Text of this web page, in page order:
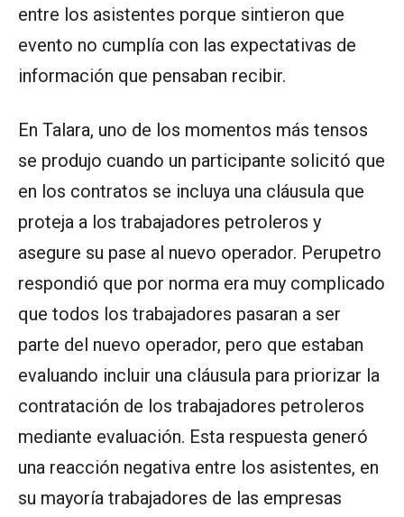
entre los asistentes porque sintieron que
evento no cumplía con las expectativas de
información que pensaban recibir.
En Talara, uno de los momentos más tensos
se produjo cuando un participante solicitó que
en los contratos se incluya una cláusula que
proteja a los trabajadores petroleros y
asegure su pase al nuevo operador. Perupetro
respondió que por norma era muy complicado
que todos los trabajadores pasaran a ser
parte del nuevo operador, pero que estaban
evaluando incluir una cláusula para priorizar la
contratación de los trabajadores petroleros
mediante evaluación. Esta respuesta generó
una reacción negativa entre los asistentes, en
su mayoría trabajadores de las empresas